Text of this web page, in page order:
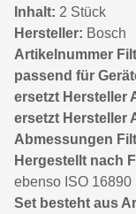
Inhalt: 2 Stück
Hersteller: Bosch
Artikelnummer
passend für
ersetzt Hersteller
ersetzt Hersteller
Abmessungen
Hergestellt nach
ebenso ISO 16890
Set besteht aus